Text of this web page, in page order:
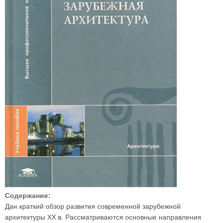
Содержание:
Дан краткий обзор развития современной зарубежной
архитектуры XX в. Рассматриваются основные направления